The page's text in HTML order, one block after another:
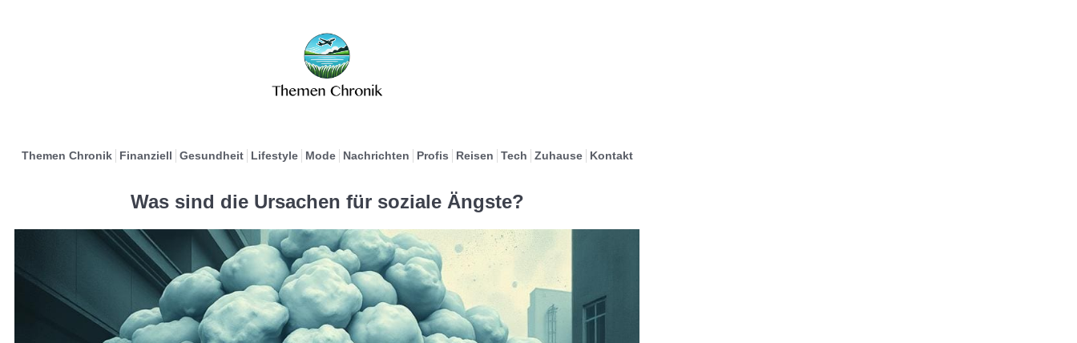
Themen Chronik Finanziell Gesundheit Lifestyle Mode Nachrichten Profis Reisen Tech Zuhause Kontakt
Was sind die Ursachen für soziale Ängste?